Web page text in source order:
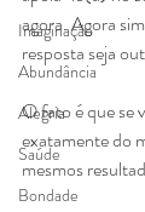
Imaginação
Abundância
Alegria
Saúde
Bondade
agora. Agora
resposta seja
O fato é que se
exatamente do
mesmos